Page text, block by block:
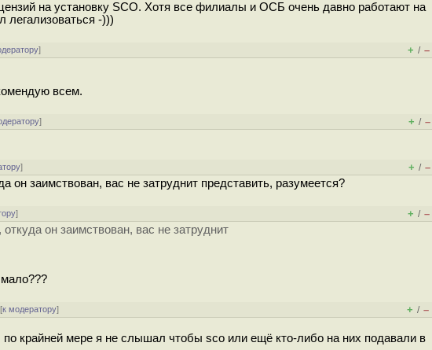
на установку SCO. Хотя все филиалы и ОСБ очень давно работают на
легализоваться -)))
] + / –
всем.
] + / –
] + / –
он заимствован, вас не затруднит представить, разумеется?
] + / –
он заимствован, вас не затруднит
к модератору] + / –
крайней мере я не слышал чтобы sco или ещё кто-либо на них подавали в